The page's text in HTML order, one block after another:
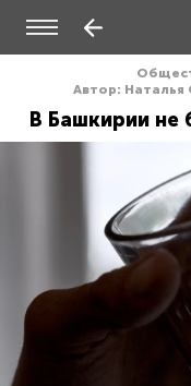
Автор:
В Башкирии не